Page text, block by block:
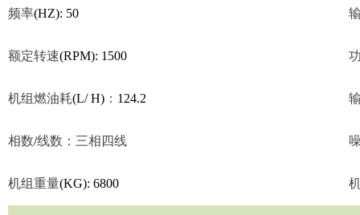
频率(HZ): 50
额定转速(RPM): 1500
机组燃油耗(L/ H) ： 124.2
相数/线数：三相四线
机组重量(KG): 6800